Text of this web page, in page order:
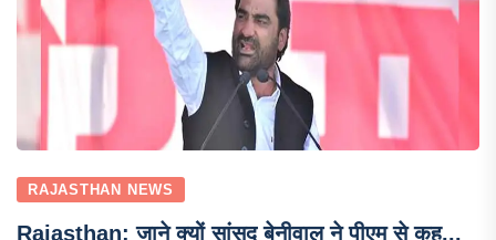
RAJASTHAN NEWS
Rajasthan: जाने क्यों सांसद बेनीवाल ने पीएम से कह...